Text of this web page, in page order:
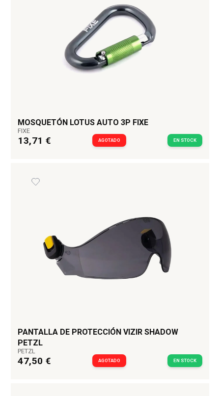
MOSQUETÓN LOTUS AUTO 3P FIXE
FIXE
13,71 € AGOTADO EN STOCK
PANTALLA DE PROTECCIÓN VIZIR SHADOW
PETZL
PETZL
47,50 € AGOTADO EN STOCK